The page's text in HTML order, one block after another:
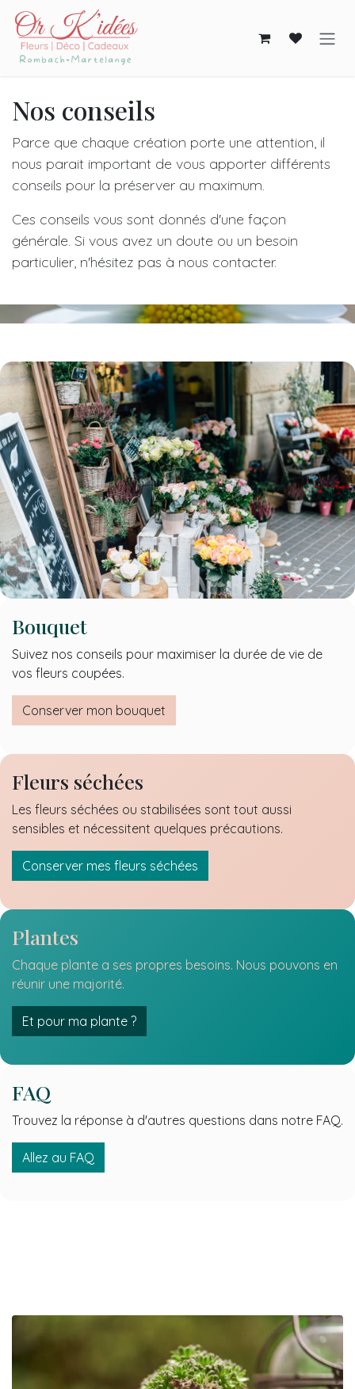
Skip to Content
Nos conseils
Parce que chaque création porte une attention, il
nous parait important de vous apporter différents
conseils pour la préserver au maximum.
Ces conseils vous sont donnés d'une façon
générale. Si vous avez un doute ou un besoin
particulier, n'hésitez pas à nous contacter.
Bouquet
Suivez nos conseils pour maximiser la durée de vie de
vos fleurs coupées.
Conserver mon bouquet
Fleurs séchées
Les fleurs séchées ou stabilisées sont tout aussi
sensibles et nécessitent quelques précautions.
Conserver mes fleurs séchées
Plantes
Chaque plante a ses propres besoins. Nous pouvons en
réunir une majorité.
Et pour ma plante ?
FAQ
Trouvez la réponse à d'autres questions dans notre FAQ.
Allez au FAQ